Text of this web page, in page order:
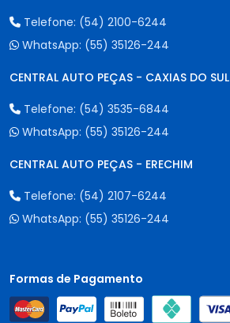
Telefone: (54) 2100-6244
WhatsApp: (55) 35126-244
CENTRAL AUTO PEÇAS - CAXIAS DO SUL
Telefone: (54) 3535-6844
WhatsApp: (55) 35126-244
CENTRAL AUTO PEÇAS - ERECHIM
Telefone: (54) 2107-6244
WhatsApp: (55) 35126-244
Formas de Pagamento